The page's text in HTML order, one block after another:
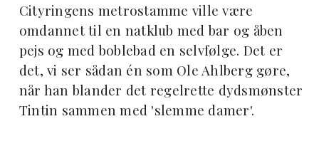
Cityringens metrostamme ville være
omdannet til en natklub med bar og åben
pejs og med boblebad en selvfølge. Det er
det, vi ser sådan én som Ole Ahlberg gøre,
når han blander det regelrette dydsmønster
Tintin sammen med 'slemme damer'.